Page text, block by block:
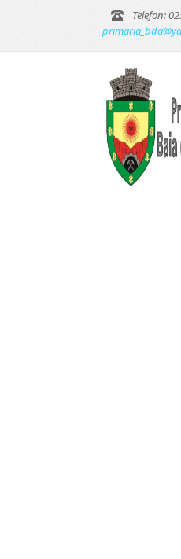
Telefon: